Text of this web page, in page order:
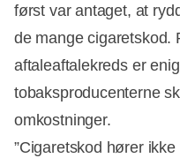
først var antaget, at
de mange cigaretskod.
aftaleaftalekreds er
tobaksproducenterne
omkostninger.
”Cigaretskod hører